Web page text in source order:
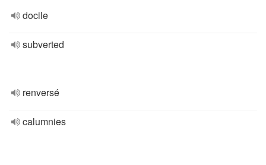
docile
subverted
renversé
calumnies